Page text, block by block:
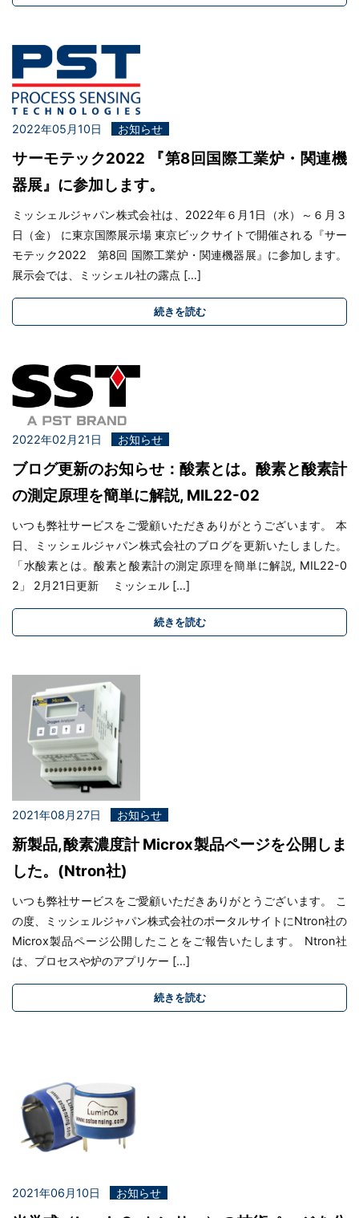
2022年05月10日 お知らせ
サーモテック2022 『第8回国際工業炉・関連機
器展』に参加します。
ミッシェルジャパン株式会社は、2022年６月1日（水）～６月３
日（金） に東京国際展示場 東京ビックサイトで開催される『サー
モテック2022 第8回 国際工業炉・関連機器展』に参加します。
展示会では、ミッシェル社の露点 […]
続きを読む
2022年02月21日 お知らせ
ブログ更新のお知らせ：酸素とは。酸素と酸素計
の測定原理を簡単に解説, MIL22-02
いつも弊社サービスをご愛顧いただきありがとうございます。 本
日、ミッシェルジャパン株式会社のブログを更新いたしました。
「水酸素とは。酸素と酸素計の測定原理を簡単に解説, MIL22-0
2」 2月21日更新 ミッシェル […]
続きを読む
2021年08月27日 お知らせ
新製品,酸素濃度計 Microx製品ページを公開しま
した。(Ntron社)
いつも弊社サービスをご愛顧いただきありがとうございます。 こ
の度、ミッシェルジャパン株式会社のポータルサイトにNtron社の
Microx製品ページ公開したことをご報告いたします。 Ntron社
は、プロセスや炉のアプリケー […]
続きを読む
2021年06月10日 お知らせ